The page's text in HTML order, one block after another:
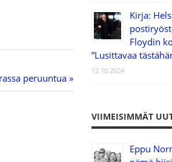
peruuntua
Kirja:
Floydin
”Lusittavaa
12.10.2024
VIIMEISIMMÄT
Eppu